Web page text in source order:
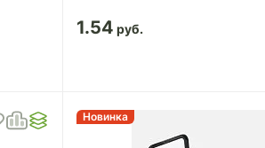
1.54
Новинка